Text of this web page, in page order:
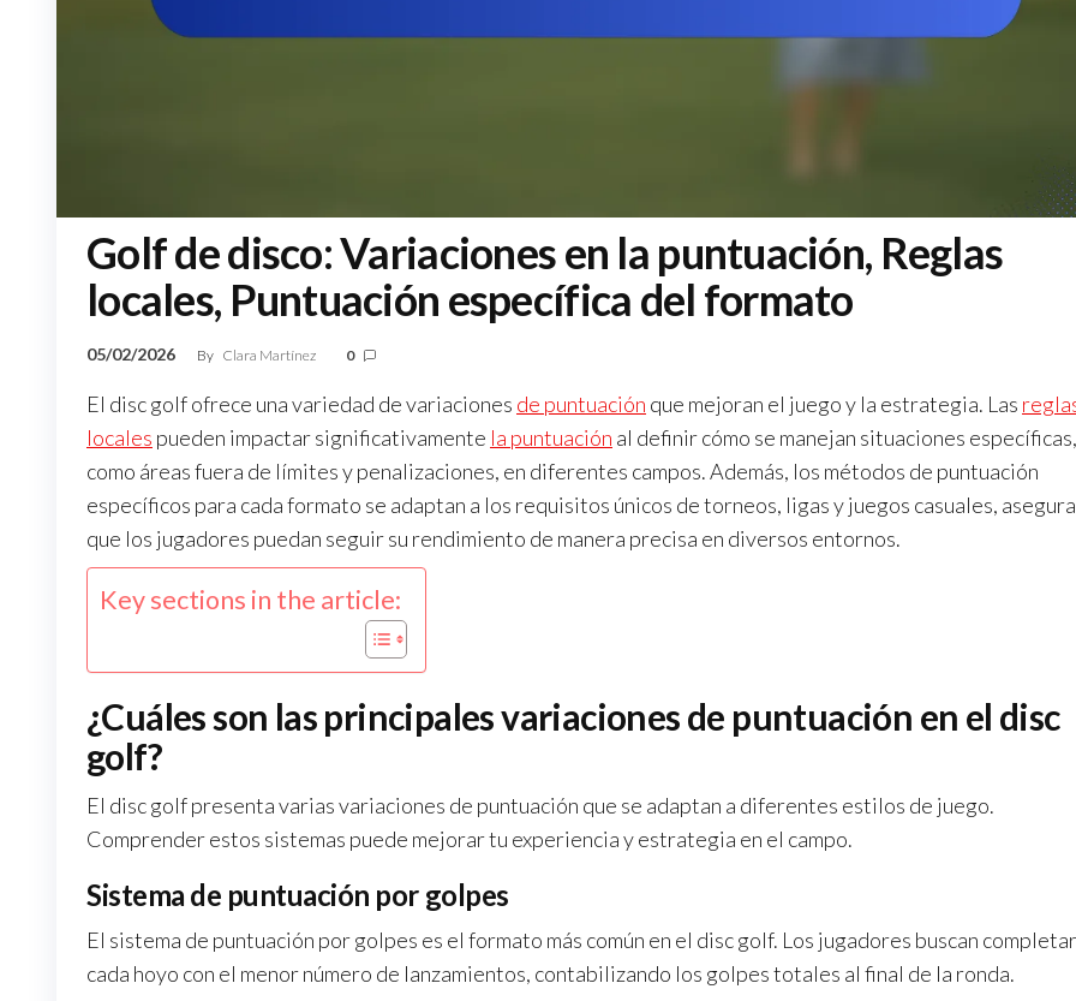
Golf de disco: Variaciones en la puntuación, Reglas
locales, Puntuación específica del formato
05/02/2026 By Clara Martínez 0
El disc golf ofrece una variedad de variaciones de puntuación que mejoran el juego y la estrategia. Las
locales pueden impactar significativamente la puntuación al definir cómo se manejan situaciones específicas,
como áreas fuera de límites y penalizaciones, en diferentes campos. Además, los métodos de puntuación
específicos para cada formato se adaptan a los requisitos únicos de torneos, ligas y juegos casuales,
que los jugadores puedan seguir su rendimiento de manera precisa en diversos entornos.
Key sections in the article:
¿Cuáles son las principales variaciones de puntuación en el disc
golf?
El disc golf presenta varias variaciones de puntuación que se adaptan a diferentes estilos de juego.
Comprender estos sistemas puede mejorar tu experiencia y estrategia en el campo.
Sistema de puntuación por golpes
El sistema de puntuación por golpes es el formato más común en el disc golf. Los jugadores buscan completar
cada hoyo con el menor número de lanzamientos, contabilizando los golpes totales al final de la ronda.